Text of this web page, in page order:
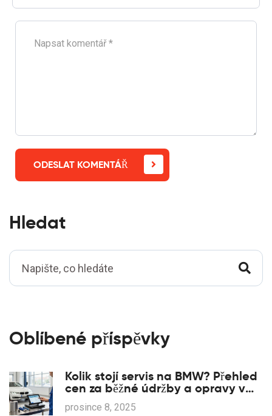
ODESLAT KOMENTÁŘ
Hledat
Oblíbené příspěvky
Kolik stojí servis na BMW? Přehled
cen za běžné údržby a opravy v
Česku 2025
prosince 8, 2025